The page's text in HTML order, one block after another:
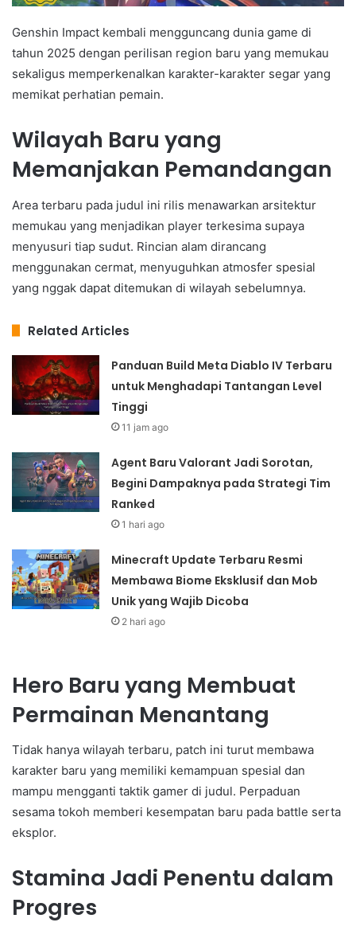
Genshin Impact kembali mengguncang dunia game di
tahun 2025 dengan perilisan region baru yang memukau
sekaligus memperkenalkan karakter-karakter segar yang
memikat perhatian pemain.
Wilayah Baru yang
Memanjakan Pemandangan
Area terbaru pada judul ini rilis menawarkan arsitektur
memukau yang menjadikan player terkesima supaya
menyusuri tiap sudut. Rincian alam dirancang
menggunakan cermat, menyuguhkan atmosfer spesial
yang nggak dapat ditemukan di wilayah sebelumnya.
Related Articles
Panduan Build Meta Diablo IV Terbaru
untuk Menghadapi Tantangan Level
Tinggi
11 jam ago
Agent Baru Valorant Jadi Sorotan,
Begini Dampaknya pada Strategi Tim
Ranked
1 hari ago
Minecraft Update Terbaru Resmi
Membawa Biome Eksklusif dan Mob
Unik yang Wajib Dicoba
2 hari ago
Hero Baru yang Membuat
Permainan Menantang
Tidak hanya wilayah terbaru, patch ini turut membawa
karakter baru yang memiliki kemampuan spesial dan
mampu mengganti taktik gamer di judul. Perpaduan
sesama tokoh memberi kesempatan baru pada battle serta
eksplor.
Stamina Jadi Penentu dalam
Progres